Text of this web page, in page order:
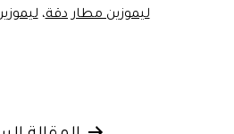
ليموزين مطار دقة،